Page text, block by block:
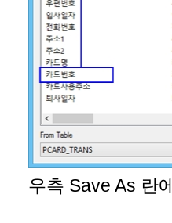
우측 Save As 란